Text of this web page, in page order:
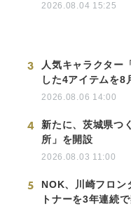
2026.08.04 15:25
3
人気キャラクター
した4アイテムを8
2026.08.06 14:00
4
新たに、茨城県つ
所」を開設
2026.08.03 11:00
5
NOK、川崎フロン
トナーを3年連続